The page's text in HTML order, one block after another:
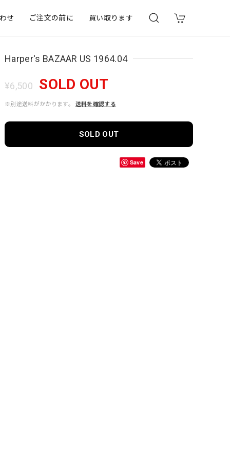
せ ご注文の前に 買い取ります
Harper's BAZAAR US 1964.04
¥6,500 SOLD OUT
※別途送料がかかります。 送料を確認する
SOLD OUT
Save